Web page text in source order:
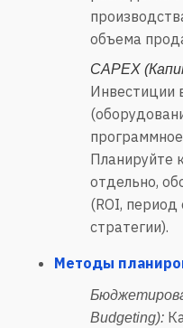
объема
CAPEX
Инвестиции
программное
Планируйте
отдельно,
(ROI, период
стратегии).
Методы
Budgeting):